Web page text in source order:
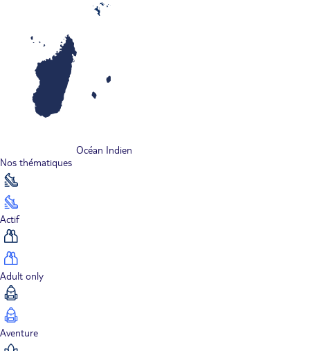
Océan Indien
Nos thématiques
Actif
Adult only
Aventure